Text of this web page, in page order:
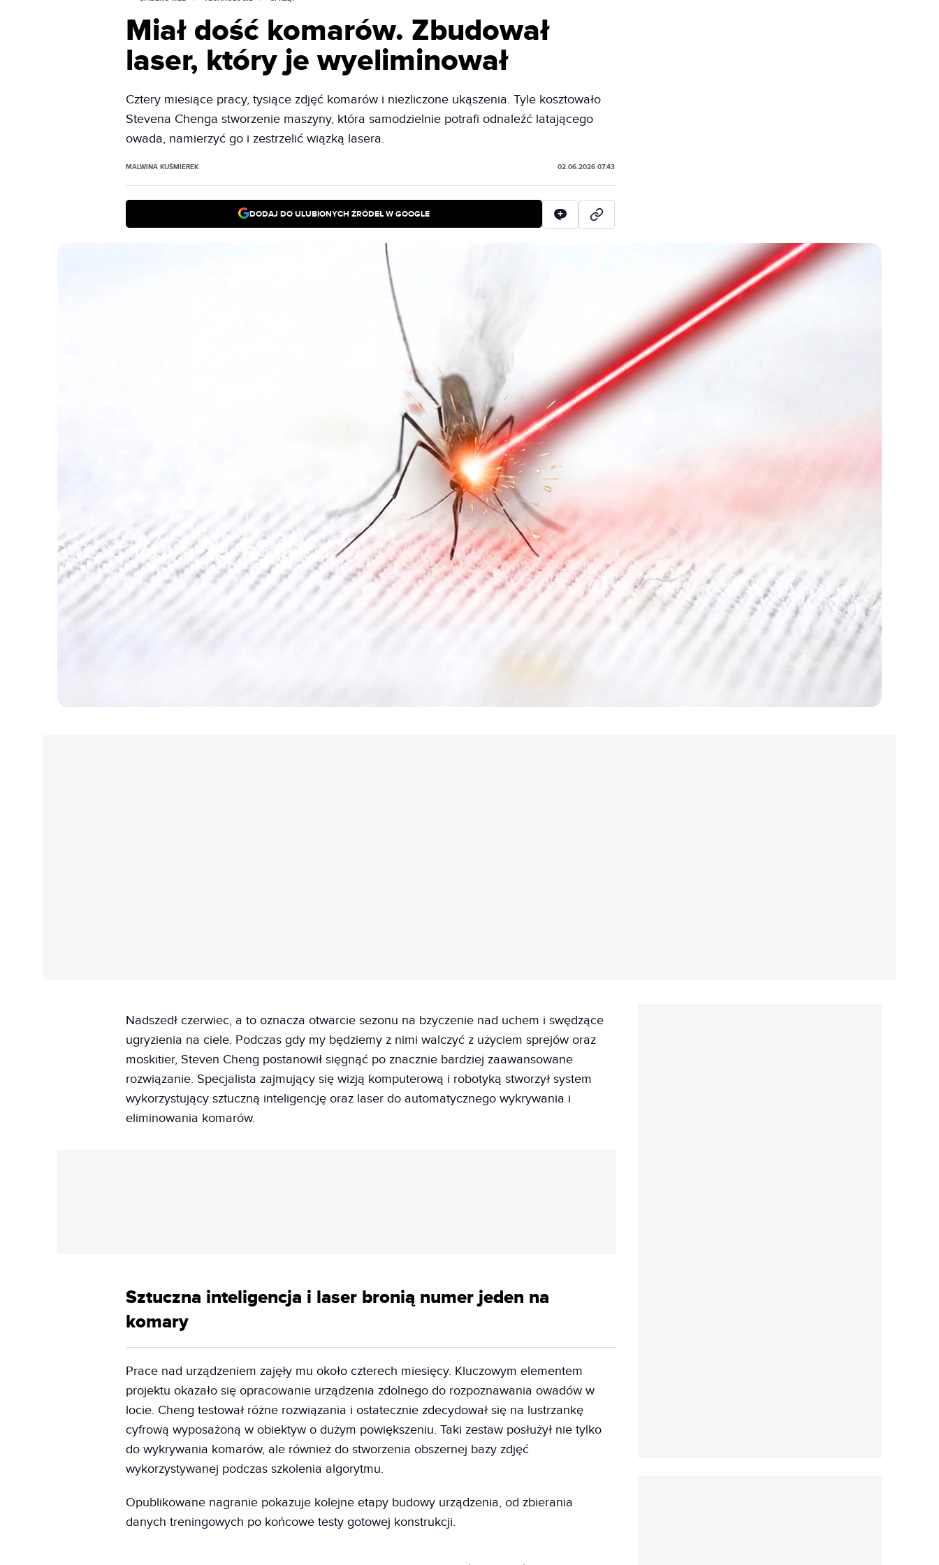
Miał dość komarów. Zbudował
laser, który je wyeliminował
Cztery miesiące pracy, tysiące zdjęć komarów i niezliczone ukąszenia. Tyle kosztowało
Stevena Chenga stworzenie maszyny, która samodzielnie potrafi odnaleźć latającego
owada, namierzyć go i zestrzelić wiązką lasera.
MALWINA KUŚMIEREK 02.06.2026 07:43
DODAJ DO ULUBIONYCH ŹRÓDEŁ W GOOGLE
Nadszedł czerwiec, a to oznacza otwarcie sezonu na bzyczenie nad uchem i swędzące
ugryzienia na ciele. Podczas gdy my będziemy z nimi walczyć z użyciem sprejów oraz
moskitier, Steven Cheng postanowił sięgnąć po znacznie bardziej zaawansowane
rozwiązanie. Specjalista zajmujący się wizją komputerową i robotyką stworzył system
wykorzystujący sztuczną inteligencję oraz laser do automatycznego wykrywania i
eliminowania komarów.
Sztuczna inteligencja i laser bronią numer jeden na
komary
Prace nad urządzeniem zajęły mu około czterech miesięcy. Kluczowym elementem
projektu okazało się opracowanie urządzenia zdolnego do rozpoznawania owadów w
locie. Cheng testował różne rozwiązania i ostatecznie zdecydował się na lustrzankę
cyfrową wyposażoną w obiektyw o dużym powiększeniu. Taki zestaw posłużył nie tylko
do wykrywania komarów, ale również do stworzenia obszernej bazy zdjęć
wykorzystywanej podczas szkolenia algorytmu.
Opublikowane nagranie pokazuje kolejne etapy budowy urządzenia, od zbierania
danych treningowych po końcowe testy gotowej konstrukcji.